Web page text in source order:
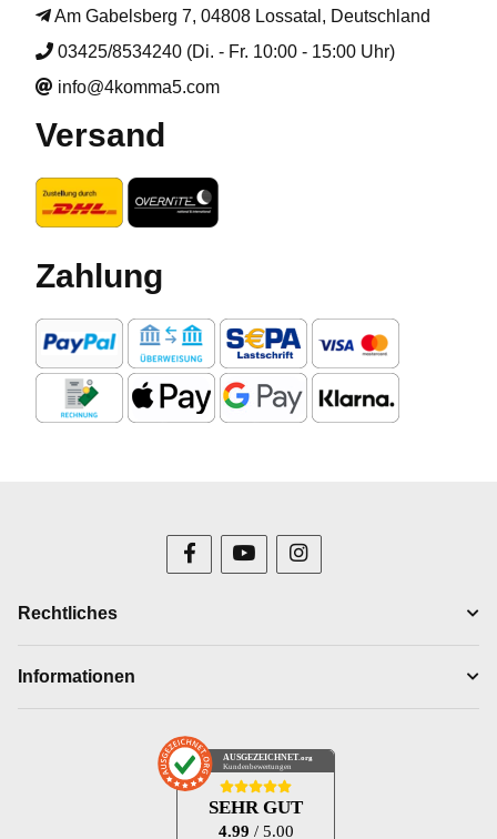
Am Gabelsberg 7, 04808 Lossatal, Deutschland
03425/8534240 (Di. - Fr. 10:00 - 15:00 Uhr)
info@4komma5.com
Versand
Zahlung
Rechtliches
Informationen
AUSGEZEICHNET .org
Kundenbewertungen
SEHR GUT
4.99 / 5.00